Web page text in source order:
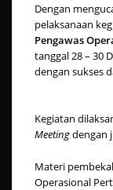
Dengan
pelaksanaan
Pengawas
tanggal 28 – 30
dengan sukses
Kegiatan
Meetingdengan
Materi
Operasional